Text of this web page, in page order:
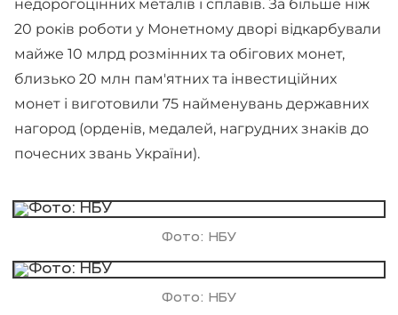
недорогоцінних металів і сплавів. За більше ніж
20 років роботи у Монетному дворі відкарбували
майже 10 млрд розмінних та обігових монет,
близько 20 млн пам'ятних та інвестиційних
монет і виготовили 75 найменувань державних
нагород (орденів, медалей, нагрудних знаків до
почесних звань України).
Фото: НБУ
Фото: НБУ